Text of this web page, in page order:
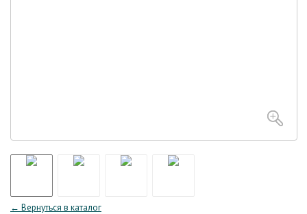
← Вернуться в каталог